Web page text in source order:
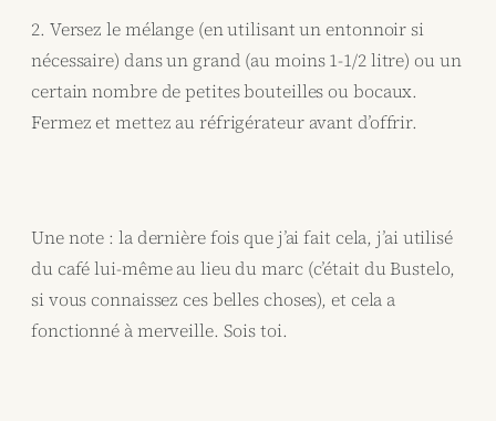
2. Versez le mélange (en utilisant un entonnoir si
nécessaire) dans un grand (au moins 1-1/2 litre) ou un
certain nombre de petites bouteilles ou bocaux.
Fermez et mettez au réfrigérateur avant d’offrir.
Une note : la dernière fois que j’ai fait cela, j’ai utilisé
du café lui-même au lieu du marc (c’était du Bustelo,
si vous connaissez ces belles choses), et cela a
fonctionné à merveille. Sois toi.